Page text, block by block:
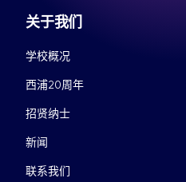
关于我们
学校概况
西浦20周年
招贤纳士
新闻
联系我们